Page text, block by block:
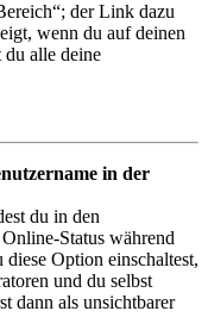
der Link dazu
wenn du auf deinen
alle deine
in der
du in den
Status während
Option einschaltest,
und du selbst
dann als unsichtbarer